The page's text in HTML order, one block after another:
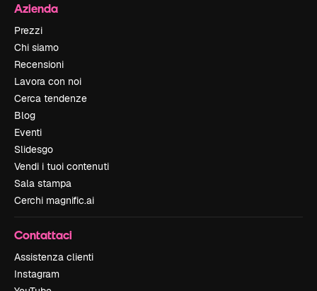
Azienda
Prezzi
Chi siamo
Recensioni
Lavora con noi
Cerca tendenze
Blog
Eventi
Slidesgo
Vendi i tuoi contenuti
Sala stampa
Cerchi magnific.ai
Contattaci
Assistenza clienti
Instagram